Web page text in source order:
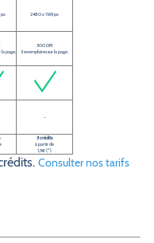
px 2480 x 1169 px
la page.
300 DPI
3 exemplaires sur la page.
-
3 crédits
à partir de
1,5€ (*)
Consulter nos tarifs